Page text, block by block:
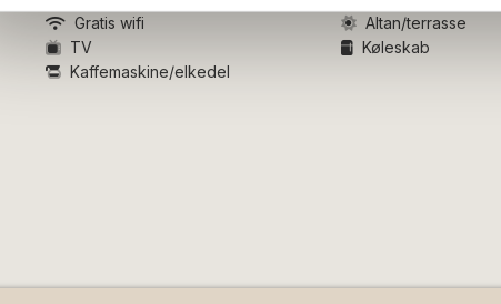
Gratis wifi
Altan/terrasse
TV
Køleskab
Kaffemaskine/elkedel